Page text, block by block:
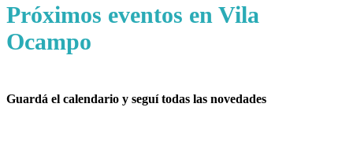
Próximos eventos en Vila
Ocampo
Guardá el calendario y seguí todas las novedades